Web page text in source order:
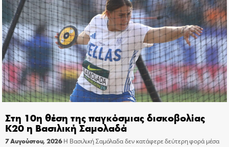
Στη 10η θέση της παγκόσμιας δισκοβολίας
Κ20 η Βασιλική Σαμολαδά
7 Αυγούστου, 2026 Η Βασιλική Σαμόλαδα δεν κατάφερε δεύτερη φορά μέσα